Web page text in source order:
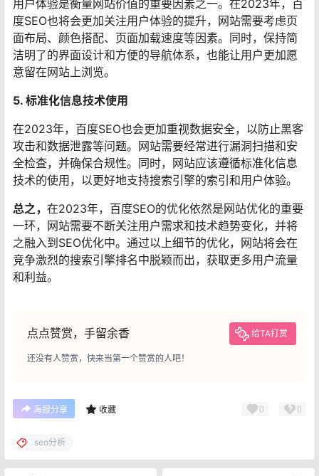
用户体验是衡量网站价值的重要因素之一。在2023年，百
度SEO也将会更加关注用户体验的提升，网站需要考虑页
面布局、颜色搭配、页面加载速度等因素。同时，保持简
洁明了的界面设计和方便的导航体系，也能让用户更加愿
意留在网站上浏览。
5. 标准化信息技术使用
在2023年，百度SEO也会更加重视数据安全，以防止黑客
攻击和数据泄露等问题。网站需要经常进行漏洞扫描和安
全检查，并确保合规性。同时，网站应该遵循标准化信息
技术的使用，以更好地支持搜索引擎的索引和用户体验。
总之， 在2023年，百度SEO的优化依然是网站优化的重要
一环，网站需要不断关注用户需求和技术趋势变化，并将
之融入到SEO优化中。通过以上细节的优化，网站将会在
竞争激烈的搜索引擎排名中脱颖而出，获取更多用户流量
和利益。
点点赞赏，手留余香 给TA打赏
还没有人赞赏，快来当第一个赞赏的人吧！
海报分享 收藏 0 0
seo分析